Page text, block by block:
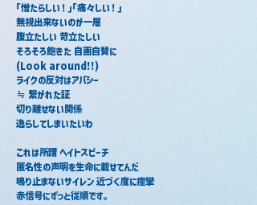
｢憎たらしい！｣｢痛々しい！｣
無視出来ないのが一層
腹立たしい 苛立たしい
そろそろ飽きた 自画自賛に
(Look around!!)
ライクの反対はアパシー
≒ 繋がれた証
切り離せない関係
逸らしてしまいたいわ
これは所謂 ヘイトスピーチ
匿名性の声明を生命に載せてんだ
鳴り止まないサイレン 近づく度に痙攣
赤信号にずっと従順です。